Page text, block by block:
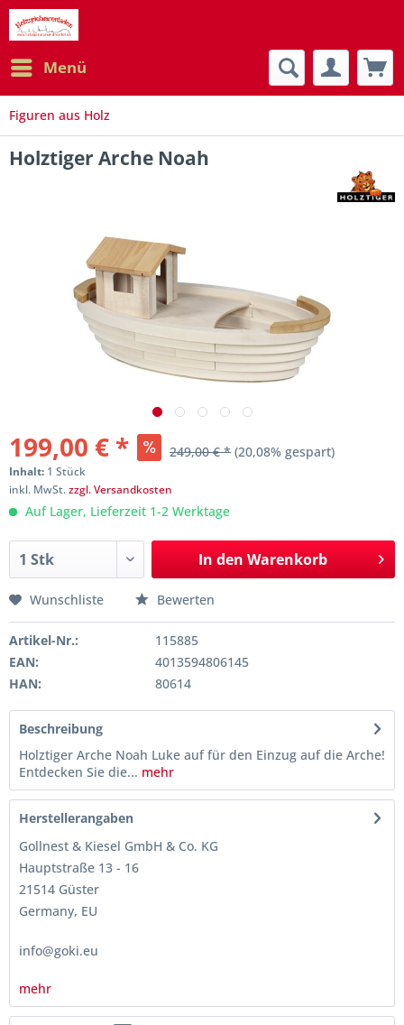
Menü
Figuren aus Holz
Holztiger Arche Noah
199,00 € * 249,00 € * (20,08% gespart)
Inhalt: 1 Stück
inkl. MwSt.zzgl. Versandkosten
Auf Lager, Lieferzeit 1-2 Werktage
In den Warenkorb
Wunschliste Bewerten
Artikel-Nr.:
115885
EAN:
4013594806145
HAN:
80614
Beschreibung
Holztiger Arche Noah Luke auf für den Einzug auf die Arche!
Entdecken Sie die... mehr
Herstellerangaben
Gollnest & Kiesel GmbH & Co. KG
Hauptstraße 13 - 16
21514 Güster
Germany, EU
info@goki.eu
mehr